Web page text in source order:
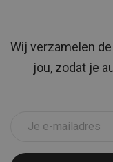
Wij verzamelen
jou, zodat je